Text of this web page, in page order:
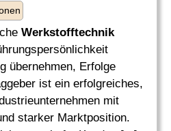
Werkstofftechnik
übernehmen, Erfolge
ist ein erfolgreiches,
mit
starker Marktposition.